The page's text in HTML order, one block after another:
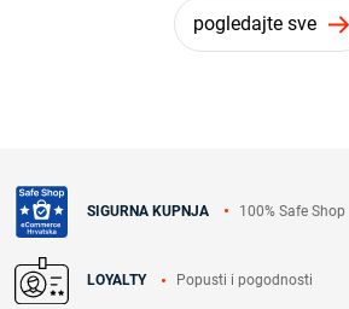
pogledajte sve
SIGURNA KUPNJA 100% Safe Shop
LOYALTY Popusti i pogodnosti